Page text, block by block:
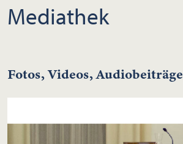
Mediathek
Fotos, Videos, Audiobeiträge